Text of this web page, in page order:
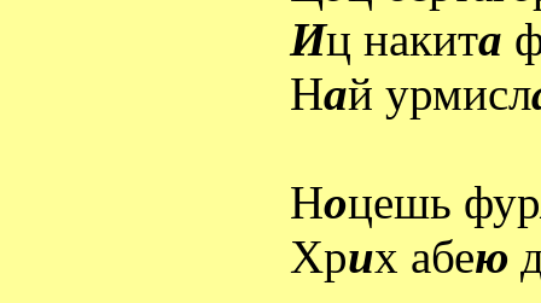
Иц накита
Най урмисл
Ноцешь фур
Хрих абею